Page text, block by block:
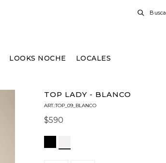
LOOKS NOCHE LOCALES
TOP LADY - BLANCO
TOP_09_BLANCO
$590